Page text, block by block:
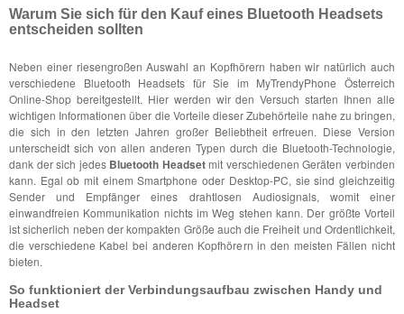
Warum Sie sich für den Kauf eines Bluetooth Headsets
entscheiden sollten
Neben einer riesengroßen Auswahl an Kopfhörern haben wir natürlich auch
verschiedene Bluetooth Headsets für Sie im MyTrendyPhone Österreich
Online-Shop bereitgestellt. Hier werden wir den Versuch starten Ihnen alle
wichtigen Informationen über die Vorteile dieser Zubehörteile nahe zu bringen,
die sich in den letzten Jahren großer Beliebtheit erfreuen. Diese Version
unterscheidt sich von allen anderen Typen durch die Bluetooth-Technologie,
dank der sich jedes Bluetooth Headsetmit verschiedenen Geräten verbinden
kann. Egal ob mit einem Smartphone oder Desktop-PC, sie sind gleichzeitig
Sender und Empfänger eines drahtlosen Audiosignals, womit einer
einwandfreien Kommunikation nichts im Weg stehen kann. Der größte Vorteil
ist sicherlich neben der kompakten Größe auch die Freiheit und Ordentlichkeit,
die verschiedene Kabel bei anderen Kopfhörern in den meisten Fällen nicht
bieten.
So funktioniert der Verbindungsaufbau zwischen Handy und
Headset